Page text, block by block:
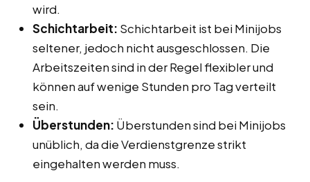
wird.
Schichtarbeit: Schichtarbeit ist bei Minijobs
seltener, jedoch nicht ausgeschlossen. Die
Arbeitszeiten sind in der Regel flexibler und
können auf wenige Stunden pro Tag verteilt
sein.
Überstunden: Überstunden sind bei Minijobs
unüblich, da die Verdienstgrenze strikt
eingehalten werden muss.